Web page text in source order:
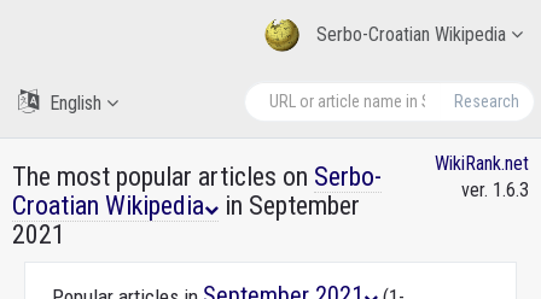
Serbo-Croatian Wikipedia
Research
English
The most popular articles on Serbo-
Croatian Wikipedia
in September
2021
WikiRank.net
ver. 1.6.3